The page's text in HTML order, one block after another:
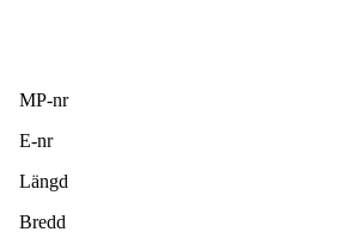
MP-nr
E-nr
Längd
Bredd